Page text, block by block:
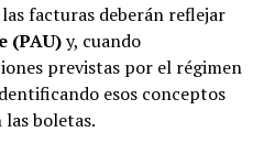
facturas deberán reflejar
(PAU)y, cuando
previstas por el régimen
esos conceptos
las boletas.